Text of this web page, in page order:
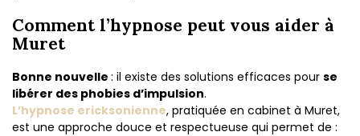
Comment l’hypnose peut vous aider à
Muret
Bonne nouvelle : il existe des solutions efficaces pour se
libérer des phobies d’impulsion.
L’hypnose ericksonienne, pratiquée en cabinet à Muret,
est une approche douce et respectueuse qui permet de :